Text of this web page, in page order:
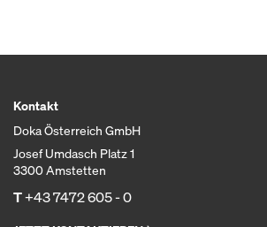
Kontakt
Doka Österreich GmbH
Josef Umdasch Platz 1
3300 Amstetten
T+43 7472 605 - 0